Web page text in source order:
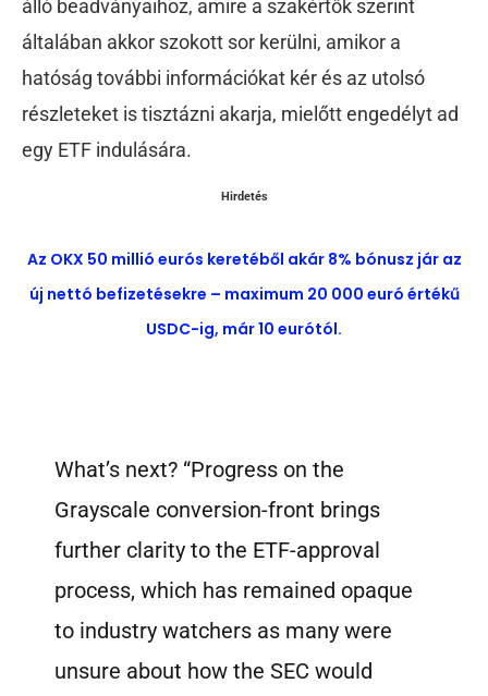
álló beadványaihoz, amire a szakértők szerint
általában akkor szokott sor kerülni, amikor a
hatóság további információkat kér és az utolsó
részleteket is tisztázni akarja, mielőtt engedélyt ad
egy ETF indulására.
Hirdetés
Az OKX 50 millió eurós keretéből akár 8% bónusz jár az
új nettó befizetésekre – maximum 20 000 euró értékű
USDC-ig, már 10 eurótól.
What’s next? “Progress on the
Grayscale conversion-front brings
further clarity to the ETF-approval
process, which has remained opaque
to industry watchers as many were
unsure about how the SEC would